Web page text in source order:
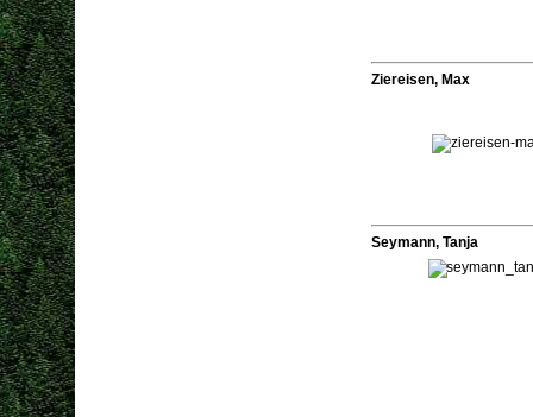
Ziereisen, Max
Seymann, Tanja